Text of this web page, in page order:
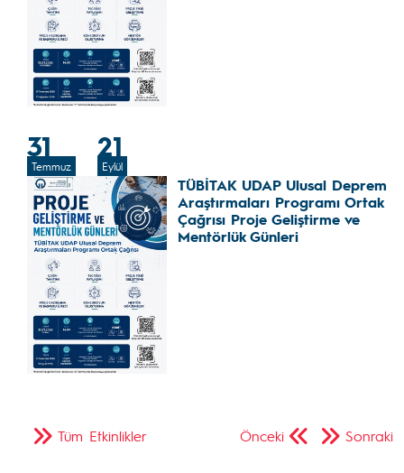
31
Temmuz
21
Eylül
TÜBİTAK UDAP Ulusal Deprem
Araştırmaları Programı Ortak
Çağrısı Proje Geliştirme ve
Mentörlük Günleri
Önceki Sonraki
Tüm Etkinlikler